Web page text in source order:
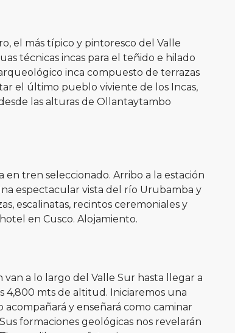
el más típico y pintoresco del Valle
técnicas incas para el teñido e hilado
inca compuesto de terrazas
el último pueblo viviente de los Incas,
las alturas de Ollantaytambo
tren seleccionado. Arribo a la estación
espectacular vista del río Urubamba y
escalinatas, recintos ceremoniales y
en Cusco. Alojamiento.
a lo largo del Valle Sur hasta llegar a
4,800 mts de altitud. Iniciaremos una
y enseñará como caminar
formaciones geológicas nos revelarán